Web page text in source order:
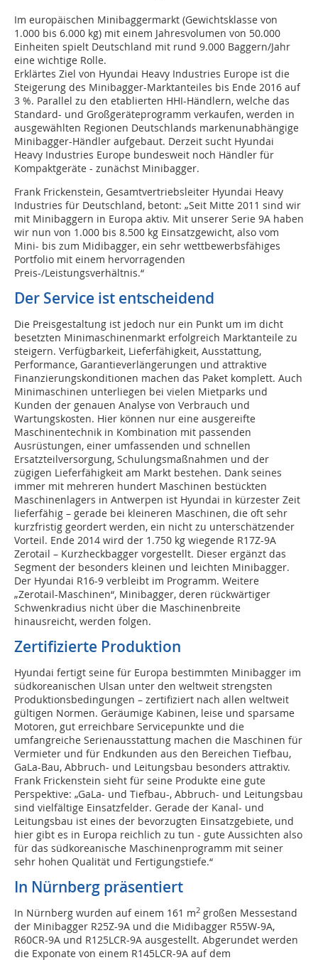
Im europäischen Minibaggermarkt (Gewichtsklasse von
1.000 bis 6.000 kg) mit einem Jahresvolumen von 50.000
Einheiten spielt Deutschland mit rund 9.000 Baggern/Jahr
eine wichtige Rolle.
Erklärtes Ziel von Hyundai Heavy Industries Europe ist die
Steigerung des Minibagger-Marktanteiles bis Ende 2016 auf
3 %. Parallel zu den etablierten HHI-Händlern, welche das
Standard- und Großgeräteprogramm verkaufen, werden in
ausgewählten Regionen Deutschlands markenunabhängige
Minibagger-Händler aufgebaut. Derzeit sucht Hyundai
Heavy Industries Europe bundesweit noch Händler für
Kompaktgeräte - zunächst Minibagger.
Frank Frickenstein, Gesamtvertriebsleiter Hyundai Heavy
Industries für Deutschland, betont: „Seit Mitte 2011 sind wir
mit Minibaggern in Europa aktiv. Mit unserer Serie 9A haben
wir nun von 1.000 bis 8.500 kg Einsatzgewicht, also vom
Mini- bis zum Midibagger, ein sehr wettbewerbsfähiges
Portfolio mit einem hervorragenden
Preis-/Leistungsverhältnis.“
Der Service ist entscheidend
Die Preisgestaltung ist jedoch nur ein Punkt um im dicht
besetzten Minimaschinenmarkt erfolgreich Marktanteile zu
steigern. Verfügbarkeit, Lieferfähigkeit, Ausstattung,
Performance, Garantieverlängerungen und attraktive
Finanzierungskonditionen machen das Paket komplett. Auch
Minimaschinen unterliegen bei vielen Mietparks und
Kunden der genauen Analyse von Verbrauch und
Wartungskosten. Hier können nur eine ausgereifte
Maschinentechnik in Kombination mit passenden
Ausrüstungen, einer umfassenden und schnellen
Ersatzteilversorgung, Schulungsmaßnahmen und der
zügigen Lieferfähigkeit am Markt bestehen. Dank seines
immer mit mehreren hundert Maschinen bestückten
Maschinenlagers in Antwerpen ist Hyundai in kürzester Zeit
lieferfähig – gerade bei kleineren Maschinen, die oft sehr
kurzfristig geordert werden, ein nicht zu unterschätzender
Vorteil. Ende 2014 wird der 1.750 kg wiegende R17Z-9A
Zerotail – Kurzheckbagger vorgestellt. Dieser ergänzt das
Segment der besonders kleinen und leichten Minibagger.
Der Hyundai R16-9 verbleibt im Programm. Weitere
„Zerotail-Maschinen“, Minibagger, deren rückwärtiger
Schwenkradius nicht über die Maschinenbreite
hinausreicht, werden folgen.
Zertifizierte Produktion
Hyundai fertigt seine für Europa bestimmten Minibagger im
südkoreanischen Ulsan unter den weltweit strengsten
Produktionsbedingungen – zertifiziert nach allen weltweit
gültigen Normen. Geräumige Kabinen, leise und sparsame
Motoren, gut erreichbare Servicepunkte und die
umfangreiche Serienausstattung machen die Maschinen für
Vermieter und für Endkunden aus den Bereichen Tiefbau,
GaLa-Bau, Abbruch- und Leitungsbau besonders attraktiv.
Frank Frickenstein sieht für seine Produkte eine gute
Perspektive: „GaLa- und Tiefbau-, Abbruch- und Leitungsbau
sind vielfältige Einsatzfelder. Gerade der Kanal- und
Leitungsbau ist eines der bevorzugten Einsatzgebiete, und
hier gibt es in Europa reichlich zu tun - gute Aussichten also
für das südkoreanische Maschinenprogramm mit seiner
sehr hohen Qualität und Fertigungstiefe.“
In Nürnberg präsentiert
In Nürnberg wurden auf einem 161 m2 großen Messestand
der Minibagger R25Z-9A und die Midibagger R55W-9A,
R60CR-9A und R125LCR-9A ausgestellt. Abgerundet werden
die Exponate von einem R145LCR-9A auf dem